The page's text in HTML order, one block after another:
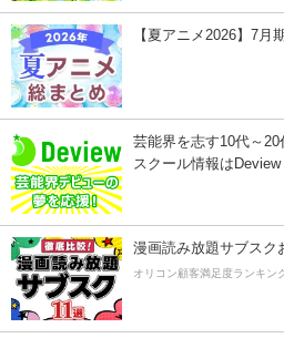
【夏アニメ2026】7月
芸能界を志す10代～20
スクール情報はDeview
漫画読み放題サブスク
オリコン顧客満足度ランキン